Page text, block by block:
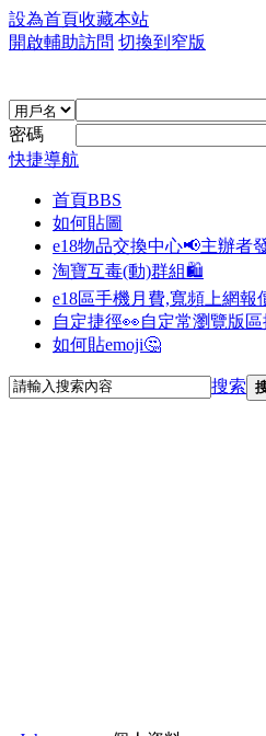
設為首頁收藏本站
開啟輔助訪問 切換到窄版
密碼
快捷導航
首頁BBS
如何貼圖
e18物品交換中心📢主辦者
淘寶互毒(動)群組🛍️
e18區手機月費,寬頻上網報
自定捷徑👀自定常瀏覽版區
如何貼emoji🤔
搜索